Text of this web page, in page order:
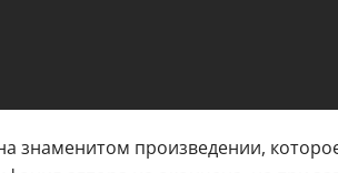
знаменитом произведении,